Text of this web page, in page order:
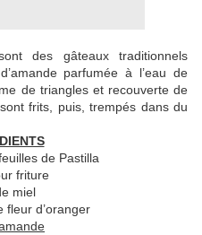
des gâteaux traditionnels
parfumée à l’eau de
de triangles et recouverte de
frits, puis, trempés dans du
de Pastilla
friture
miel
fleur d’oranger